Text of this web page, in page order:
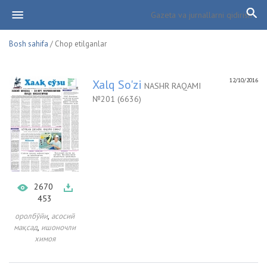
Bosh sahifa / Chop etilganlar
2670
453
оролбўйи, асосий
мақсад, ишоночли
химоя
12/10/2016
Xalq So'zi NASHR RAQAMI
№201 (6636)